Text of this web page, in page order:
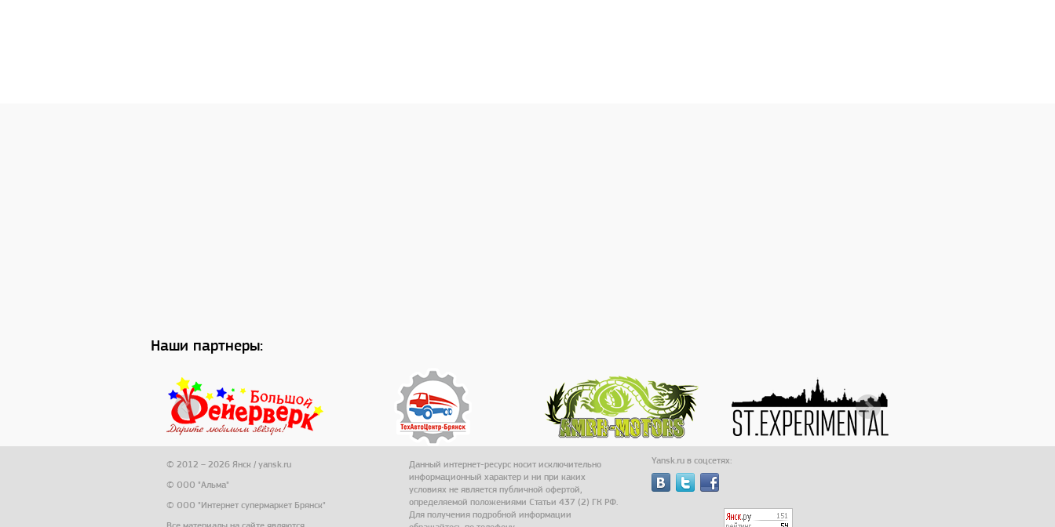
Наши партнеры:
© 2012 – 2026 Янск / yansk.ru
© ООО "Альма"
© ООО "Интернет супермаркет Брянск"
Данный интернет-ресурс носит исключительно
информационный характер и ни при каких
условиях не является публичной офертой,
определяемой положениями Статьи 437 (2) ГК РФ.
Для получения подробной информации
Yansk.ru в соцсетях: